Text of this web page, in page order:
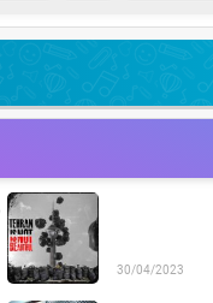
30/04/2023